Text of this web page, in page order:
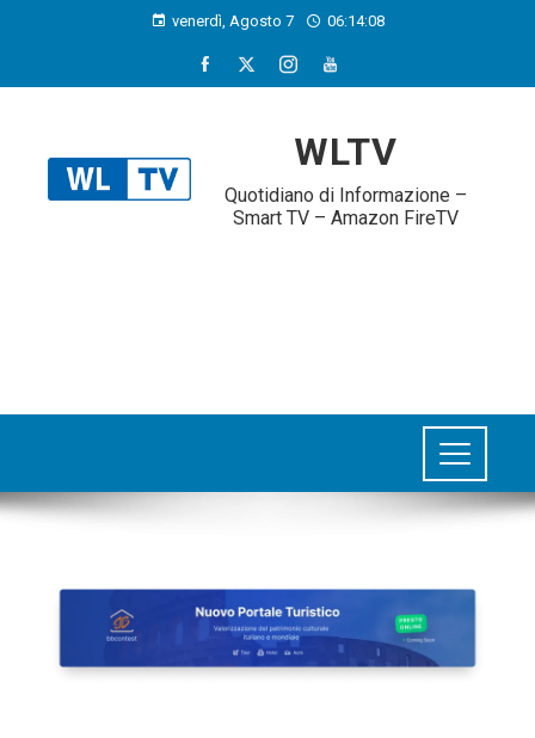
venerdì, Agosto 7 06:14:09
WLTV
Quotidiano di Informazione –
Smart TV – Amazon FireTV